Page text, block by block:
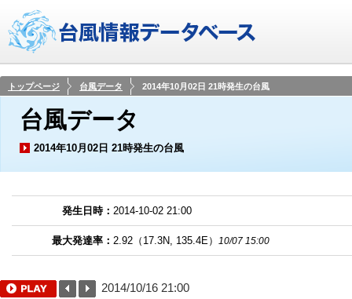
トップページ 台風データ 2014年10月02日 21時発生の台風
台風データ
2014年10月02日 21時発生の台風
発生日時： 2014-10-02 21:00
最大発達率： 2.92 （ 17.3N, 135.4E） 10/07 15:00
2014/10/16 21:00